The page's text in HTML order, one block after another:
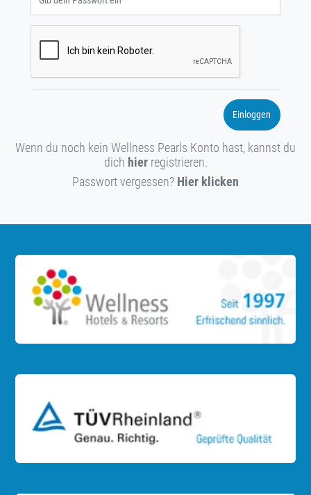
Einloggen
Wenn du noch kein Wellness Pearls Konto hast, kannst du
dich hierregistrieren.
Passwort vergessen? Hier klicken